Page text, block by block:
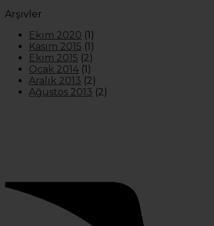
Arşivler
Ekim 2020 (1)
Kasım 2015 (1)
Ekim 2015 (2)
Ocak 2014 (1)
Aralık 2013 (2)
Ağustos 2013 (2)